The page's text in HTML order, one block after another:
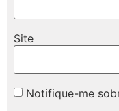
Site
Notifique-me